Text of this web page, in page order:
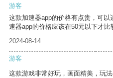
游客
这款加速器app的价格有点贵，可
速器app的价格应该在50元以下才比
2024-08-14
游客
这款游戏非常好玩，画面精美，玩法